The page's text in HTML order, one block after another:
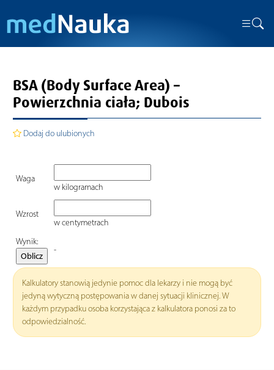
BSA (Body Surface Area) –
Powierzchnia ciała; Dubois
Dodaj do ulubionych
Waga
w kilogramach
Wzrost
w centymetrach
Wynik:
-
Kalkulatory stanowią jedynie pomoc dla lekarzy i nie mogą być
jedyną wytyczną postępowania w danej sytuacji klinicznej. W
każdym przypadku osoba korzystająca z kalkulatora ponosi za to
odpowiedzialność.